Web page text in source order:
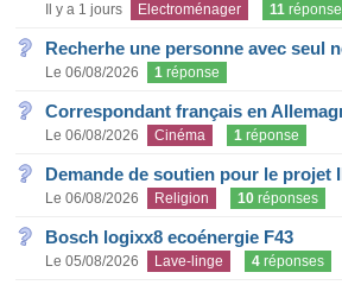
Il y a 1 jours Electroménager 11
Recherhe une personne avec seul
Le 06/08/2026 1 réponse
Correspondant français en
Le 06/08/2026 Cinéma 1 réponse
Demande de soutien pour le projet
Le 06/08/2026 Religion 10 réponses
Bosch logixx8 ecoénergie F43
Le 05/08/2026 Lave-linge 4 réponses